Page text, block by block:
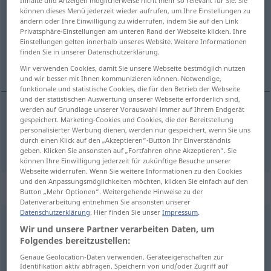
Übersicht aller Übersetzungen
(Für mehr Details die Übersetzung anklicken/antippen)
zufrieden, erfreut
zufrieden,erfreut pleased
Beispielsätze für "pleased"
shall( odwill) be pleased
wäremir einVergnügen
können dieses Menü jederzeit wieder aufrufen, um Ihre Einstellungen zu
ändern oder Ihre Einwilligung zu widerrufen, indem Sie auf den Link
Privatsphäre-Einstellungen am unteren Rand der Webseite klicken. Ihre
Einstellungen gelten innerhalb unseres Website. Weitere Informationen
finden Sie in unserer Datenschutzerklärung.
Wir verwenden Cookies, damit Sie unsere Webseite bestmöglich nutzen
und wir besser mit Ihnen kommunizieren können. Notwendige,
funktionale und statistische Cookies, die für den Betrieb der Webseite
und der statistischen Auswertung unserer Webseite erforderlich sind,
werden auf Grundlage unserer Vorauswahl immer auf Ihrem Endgerät
gespeichert. Marketing-Cookies und Cookies, die der Bereitstellung
personalisierter Werbung dienen, werden nur gespeichert, wenn Sie uns
durch einen Klick auf den „Akzeptieren“-Button Ihr Einverständnis
geben. Klicken Sie ansonsten auf „Fortfahren ohne Akzeptieren“. Sie
können Ihre Einwilligung jederzeit für zukünftige Besuche unserer
Webseite widerrufen. Wenn Sie weitere Informationen zu den Cookies
und den Anpassungsmöglichkeiten möchten, klicken Sie einfach auf den
Button „Mehr Optionen“. Weitergehende Hinweise zu der
Datenverarbeitung entnehmen Sie ansonsten unserer
Datenschutzerklärung. Hier finden Sie unserImpressum.
Wir und unsere Partner verarbeiten Daten, um
Folgendes bereitzustellen:
Genaue Geolocation-Daten verwenden. Geräteeigenschaften zur
Identifikation aktiv abfragen. Speichern von und/oder Zugriff auf